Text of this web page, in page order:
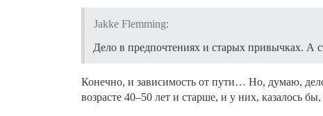
Jakke Flemming:
Дело в предпочтениях и старых привычках. А
Конечно, и зависимость от пути… Но, думаю,
возрасте 40–50 лет и старше, и у них, казалось